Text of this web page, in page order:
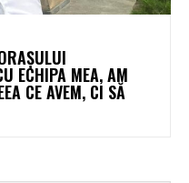
ECHIPA MEA, AM
CE AVEM, CI SĂ